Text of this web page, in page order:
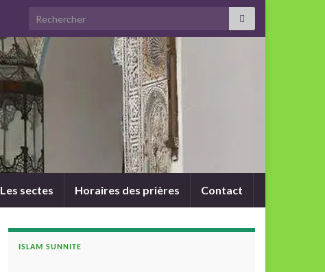
Search for:
Les sectes Horaires des prières Contact
ISLAM SUNNITE